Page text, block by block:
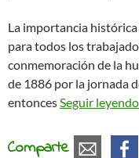
La importancia
para todos los
conmemoración de la
de 1886 por la jornada
entoncesSeguir leyendo
Comparte